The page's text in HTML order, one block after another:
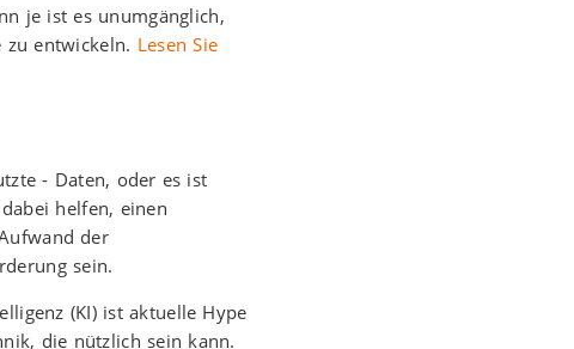
je ist es unumgänglich,
zu entwickeln. Lesen Sie
- Daten, oder es ist
helfen, einen
der
sein.
(KI) ist aktuelle Hype
die nützlich sein kann.